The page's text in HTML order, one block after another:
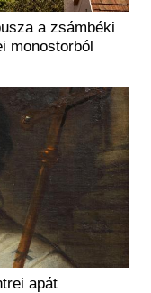
a zsámbéki
monostorból
apát